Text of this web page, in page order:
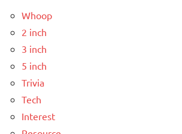
Whoop
2 inch
3 inch
5 inch
Trivia
Tech
Interest